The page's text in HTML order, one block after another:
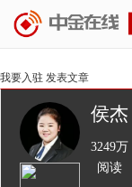
我要入驻 发表文章
侯杰
3249万
阅读